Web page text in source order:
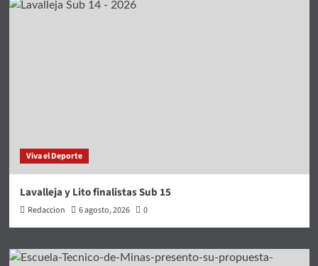
Viva el Deporte
Lavalleja y Lito finalistas Sub 15
Redaccion 6 agosto, 2026 0